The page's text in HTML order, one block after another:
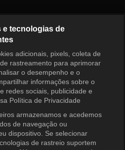
Entrar
e tecnologias de
adicionais, pixels, coleta de
rastreamento para aprimorar
o desempenho e o
informações sobre o
redes sociais, publicidade e
Política de Privacidade
armazenamos e acedemos
de navegação ou
dispositivo. Se selecionar
de rastreio suportem